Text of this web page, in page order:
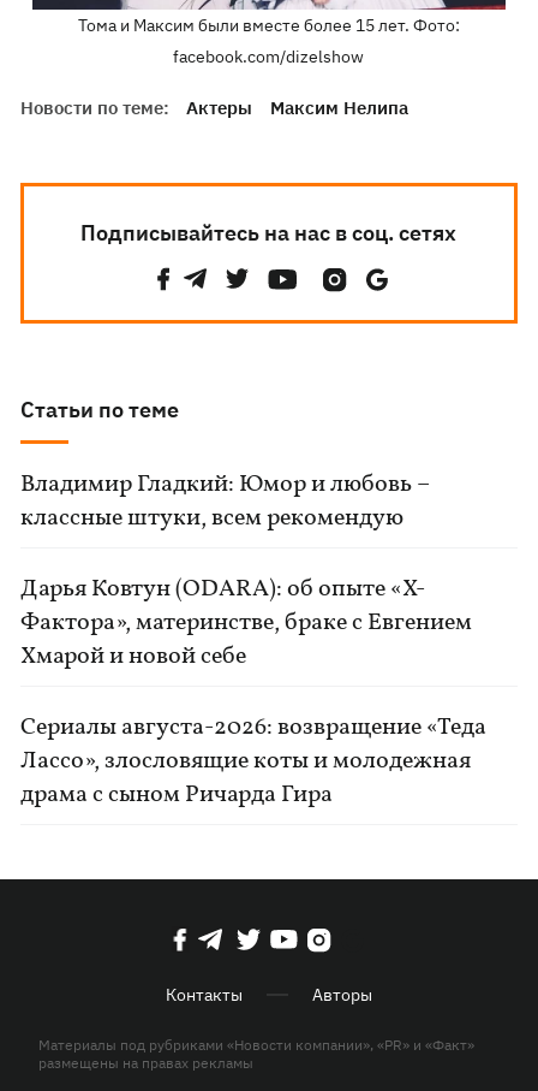
Тома и Максим были вместе более 15 лет. Фото:
facebook.com/dizelshow
Новости по теме: Актеры Максим Нелипа
Подписывайтесь на нас в соц. сетях
Статьи по теме
Владимир Гладкий: Юмор и любовь –
классные штуки, всем рекомендую
Дарья Ковтун (ODARA): об опыте «Х-
Фактора», материнстве, браке с Евгением
Хмарой и новой себе
Сериалы августа-2026: возвращение «Теда
Лассо», злословящие коты и молодежная
драма с сыном Ричарда Гира
Контакты Авторы
Материалы под рубриками «Новости компании», «PR» и «Факт»
размещены на правах рекламы